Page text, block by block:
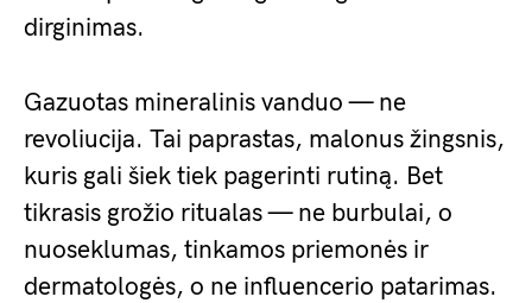
dirginimas.
Gazuotas mineralinis vanduo — ne
revoliucija. Tai paprastas, malonus žingsnis,
kuris gali šiek tiek pagerinti rutiną. Bet
tikrasis grožio ritualas — ne burbulai, o
nuoseklumas, tinkamos priemonės ir
dermatologės, o ne influencerio patarimas.